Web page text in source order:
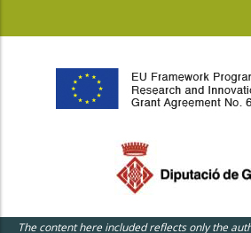
The content here included reflects only the